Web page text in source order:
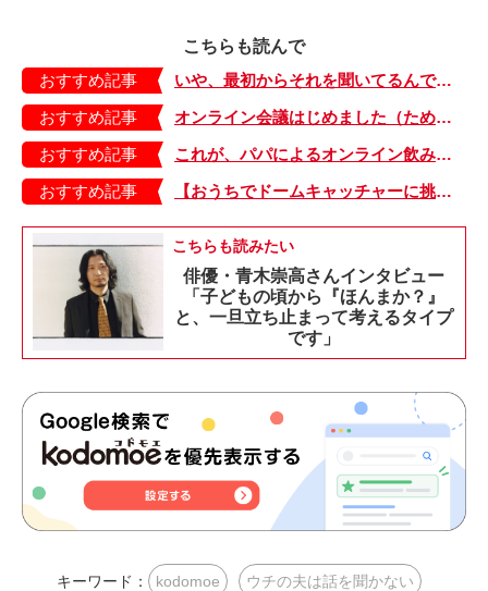
こちらも読んで
おすすめ記事
いや、最初からそれを聞いてるんですけど…【ウチの夫は話を聞かない・1】
おすすめ記事
オンライン会議はじめました（ため息）【ウチの夫は話を聞かない・２】
おすすめ記事
これが、パパによるオンライン飲み会のリアル【ウチの夫は話を聞かない・３】
おすすめ記事
【おうちでドームキャッチャーに挑戦だ】アンパンマン わくわくドームキャッチャー
こちらも読みたい
俳優・青木崇高さんインタビュー
「子どもの頃から『ほんまか？』
と、一旦立ち止まって考えるタイプ
です」
キーワード： kodomoe ウチの夫は話を聞かない